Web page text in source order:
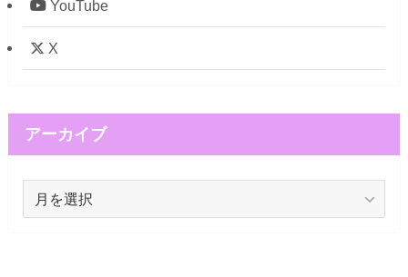
YouTube
X
アーカイブ